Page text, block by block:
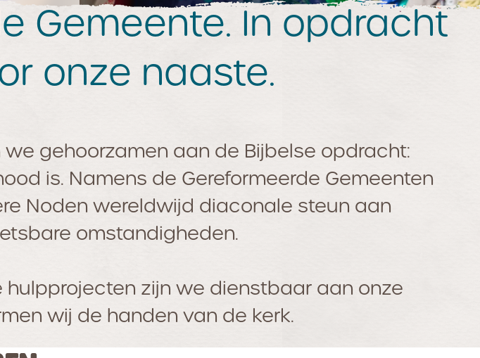
Gemeente. In opdracht
onze naaste.
we gehoorzamen aan de Bijbelse opdracht:
is. Namens de Gereformeerde Gemeenten
Noden wereldwijd diaconale steun aan
omstandigheden.
hulpprojecten zijn we dienstbaar aan onze
wij de handen van de kerk.